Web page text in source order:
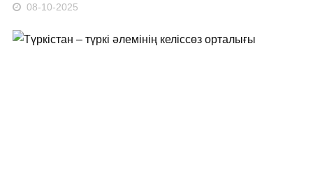
08-10-2025